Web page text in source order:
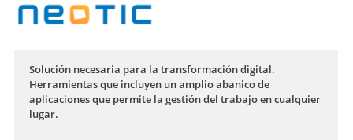
Solución necesaria para la transformación digital.
Herramientas que incluyen un amplio abanico de
aplicaciones que permite la gestión del trabajo en cualquier
lugar.